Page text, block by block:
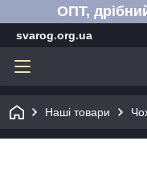
ОПТ,
svarog.org.ua
Наші товари